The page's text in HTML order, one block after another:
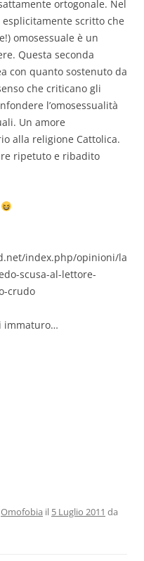
ortogonale. Nel
scritto che
omosessuale è un
Questa seconda
con quanto sostenuto da
che criticano gli
l’omosessualità
Un amore
alla religione Cattolica.
ripetuto e ribadito
index.php/opinioni/la
scusa-al-lettore-
crudo
immaturo…
Omofobia il 5 Luglio 2011 da